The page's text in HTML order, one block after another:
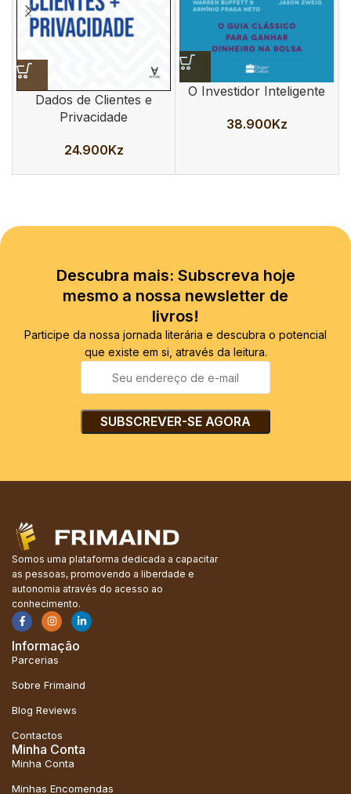
Dados de Clientes e
Privacidade
24.900Kz
O Investidor Inteligente
38.900Kz
Descubra mais: Subscreva hoje
mesmo a nossa newsletter de
livros!
Participe da nossa jornada literária e descubra o potencial
que existe em si, através da leitura.
Somos uma plataforma dedicada a capacitar
as pessoas, promovendo a liberdade e
autonomia através do acesso ao
conhecimento.
Informação
Parcerias
Sobre Frimaind
Blog Reviews
Contactos
Minha Conta
Minha Conta
Minhas Encomendas